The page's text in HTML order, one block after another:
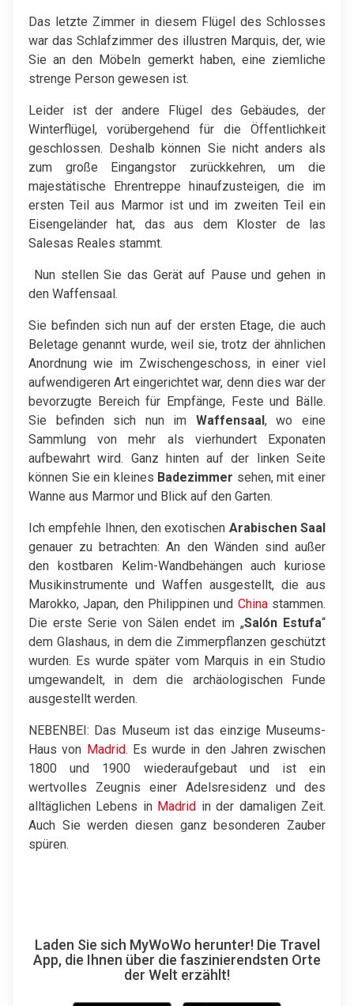
Das letzte Zimmer in diesem Flügel des Schlosses
war das Schlafzimmer des illustren Marquis, der, wie
Sie an den Möbeln gemerkt haben, eine ziemliche
strenge Person gewesen ist.
Leider ist der andere Flügel des Gebäudes, der
Winterflügel, vorübergehend für die Öffentlichkeit
geschlossen. Deshalb können Sie nicht anders als
zum große Eingangstor zurückkehren, um die
majestätische Ehrentreppe hinaufzusteigen, die im
ersten Teil aus Marmor ist und im zweiten Teil ein
Eisengeländer hat, das aus dem Kloster de las
Salesas Reales stammt.
Nun stellen Sie das Gerät auf Pause und gehen in
den Waffensaal.
Sie befinden sich nun auf der ersten Etage, die auch
Beletage genannt wurde, weil sie, trotz der ähnlichen
Anordnung wie im Zwischengeschoss, in einer viel
aufwendigeren Art eingerichtet war, denn dies war der
bevorzugte Bereich für Empfänge, Feste und Bälle.
Sie befinden sich nun im Waffensaal, wo eine
Sammlung von mehr als vierhundert Exponaten
aufbewahrt wird. Ganz hinten auf der linken Seite
können Sie ein kleines Badezimmer sehen, mit einer
Wanne aus Marmor und Blick auf den Garten.
Ich empfehle Ihnen, den exotischen Arabischen Saal
genauer zu betrachten: An den Wänden sind außer
den kostbaren Kelim-Wandbehängen auch kuriose
Musikinstrumente und Waffen ausgestellt, die aus
Marokko, Japan, den Philippinen und Chinastammen.
Die erste Serie von Sälen endet im „Salón Estufa“
dem Glashaus, in dem die Zimmerpflanzen geschützt
wurden. Es wurde später vom Marquis in ein Studio
umgewandelt, in dem die archäologischen Funde
ausgestellt werden.
NEBENBEI: Das Museum ist das einzige Museums-
Haus von Madrid. Es wurde in den Jahren zwischen
1800 und 1900 wiederaufgebaut und ist ein
wertvolles Zeugnis einer Adelsresidenz und des
alltäglichen Lebens in Madrid in der damaligen Zeit.
Auch Sie werden diesen ganz besonderen Zauber
spüren.
Laden Sie sich MyWoWo herunter! Die Travel
App, die Ihnen über die faszinierendsten Orte
der Welt erzählt!